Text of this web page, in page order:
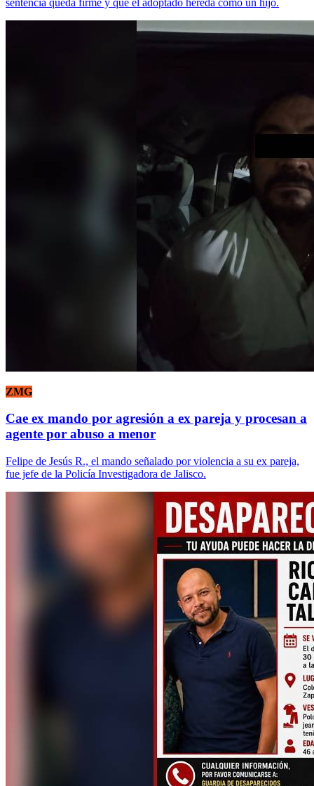
ZMG
Cae ex mando por agresión a ex pareja y procesan a
agente por abuso a menor
Felipe de Jesús R., el mando señalado por violencia a su ex pareja,
fue jefe de la Policía Investigadora de Jalisco.